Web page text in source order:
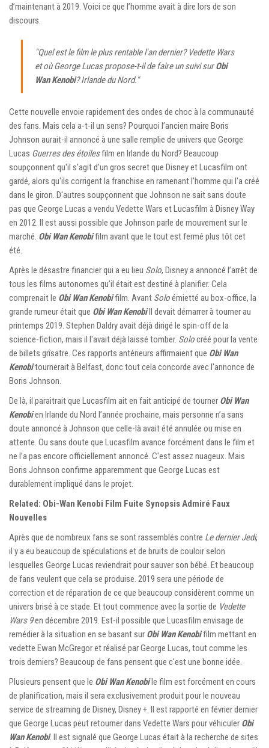
d’maintenant à 2019. Voici ce que l’homme avait à dire lors de son
discours.
"Quel est le film le plus rentable l'an dernier? Vedette Wars
et où George Lucas propose-t-il de faire un suivi surObi
Wan Kenobi? Irlande du Nord."
Cette nouvelle envoie rapidement des ondes de choc à la communauté
des fans. Mais cela a-t-il un sens? Pourquoi l’ancien maire Boris
Johnson aurait-il annoncé à une salle remplie de univers que George
Lucas Guerres des étoilesfilm en Irlande du Nord? Beaucoup
soupçonnent qu'il s'agit d'un gros secret que Disney et Lucasfilm ont
gardé, alors qu'ils corrigent la franchise en ramenant l'homme qui l'a créé
dans le giron. D'autres soupçonnent que Johnson ne sait sans doute
pas que George Lucas a vendu Vedette Wars et Lucasfilm à Disney Way
en 2012. Il est aussi possible que Johnson parle de mouvement sur le
marché. Obi Wan Kenobifilm avant que le tout est fermé plus tôt cet
été.
Après le désastre financier qui a eu lieu Solo, Disney a annoncé l’arrêt de
tous les films autonomes qu’il était est destiné à planifier. Cela
comprenait le Obi Wan Kenobifilm. Avant Soloémietté au box-office, la
grande rumeur était que Obi Wan KenobiIl devait démarrer à tourner au
printemps 2019. Stephen Daldry avait déjà dirigé le spin-off de la
science-fiction, mais il l'avait déjà laissé tomber. Solocréé pour la vente
de billets grîsatre. Ces rapports antérieurs affirmaient que Obi Wan
Kenobitournerait à Belfast, donc tout cela concorde avec l'annonce de
Boris Johnson.
De là, il paraitrait que Lucasfilm ait en fait anticipé de tourner Obi Wan
Kenobien Irlande du Nord l’année prochaine, mais personne n’a sans
doute annoncé à Johnson que celle-là avait été annulée ou mise en
attente. Ou sans doute que Lucasfilm avance forcément dans le film et
ne l’a pas encore officiellement annoncé. C'est assez nuageux. Mais
Boris Johnson confirme apparemment que George Lucas est
durablement impliqué dans le projet.
Related: Obi-Wan Kenobi Film Fuite Synopsis Admiré Faux
Nouvelles
Après que de nombreux fans se sont rassemblés contre Le dernier Jedi,
il y a eu beaucoup de spéculations et de bruits de couloir selon
lesquelles George Lucas reviendrait pour sauver son bébé. Et beaucoup
de fans veulent que cela se produise. 2019 sera une période de
correction et de réparation de ce que beaucoup considèrent comme un
univers brisé à ce stade. Et tout commence avec la sortie de Vedette
Wars 9en décembre 2019. Est-il possible que Lucasfilm envisage de
remédier à la situation en se basant sur Obi Wan Kenobifilm mettant en
vedette Ewan McGregor et réalisé par George Lucas, tout comme les
trois derniers? Beaucoup de fans pensent que c'est une bonne idée.
Plusieurs pensent que le Obi Wan Kenobile film est forcément en cours
de planification, mais il sera exclusivement produit pour le nouveau
service de streaming de Disney, Disney +. Il est rapporté en février dernier
que George Lucas peut retourner dans Vedette Wars pour véhiculer Obi
Wan Kenobi. Il est signalé que George Lucas était à la recherche de sites